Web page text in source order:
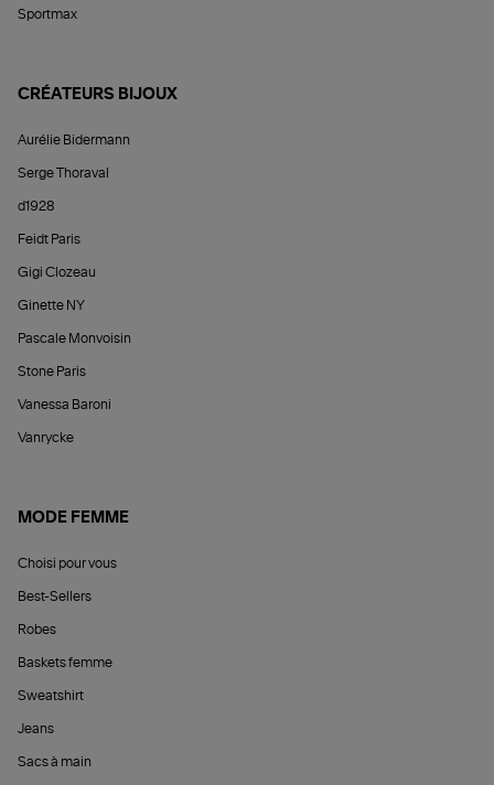
Sportmax
CRÉATEURS BIJOUX
Aurélie Bidermann
Serge Thoraval
d1928
Feidt Paris
Gigi Clozeau
Ginette NY
Pascale Monvoisin
Stone Paris
Vanessa Baroni
Vanrycke
MODE FEMME
Choisi pour vous
Best-Sellers
Robes
Baskets femme
Sweatshirt
Jeans
Sacs à main